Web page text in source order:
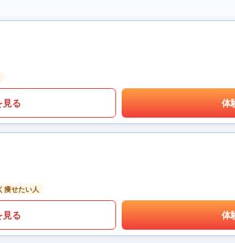
見る 体
痩せたい人
見る 体